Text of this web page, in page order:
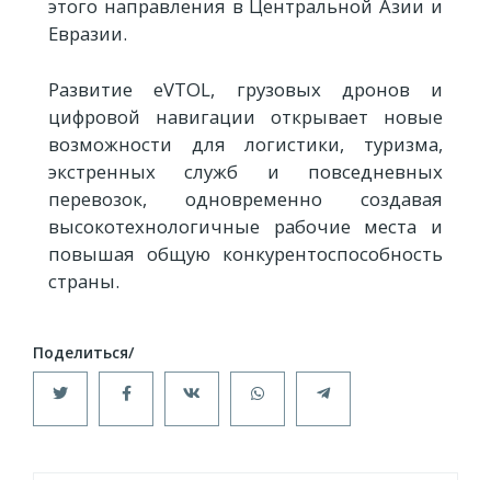
этого направления в Центральной Азии и
Евразии.
Развитие eVTOL, грузовых дронов и
цифровой навигации открывает новые
возможности для логистики, туризма,
экстренных служб и повседневных
перевозок, одновременно создавая
высокотехнологичные рабочие места и
повышая общую конкурентоспособность
страны.